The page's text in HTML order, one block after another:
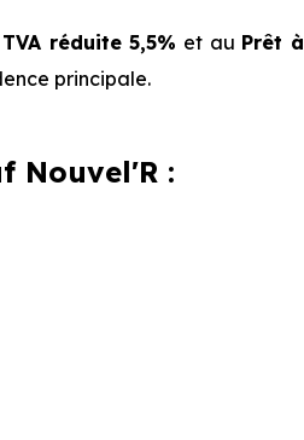
TVA réduite 5,5% et au Prêt à
principale.
Nouvel'R :